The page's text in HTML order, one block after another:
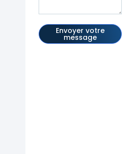
Envoyer votre
message